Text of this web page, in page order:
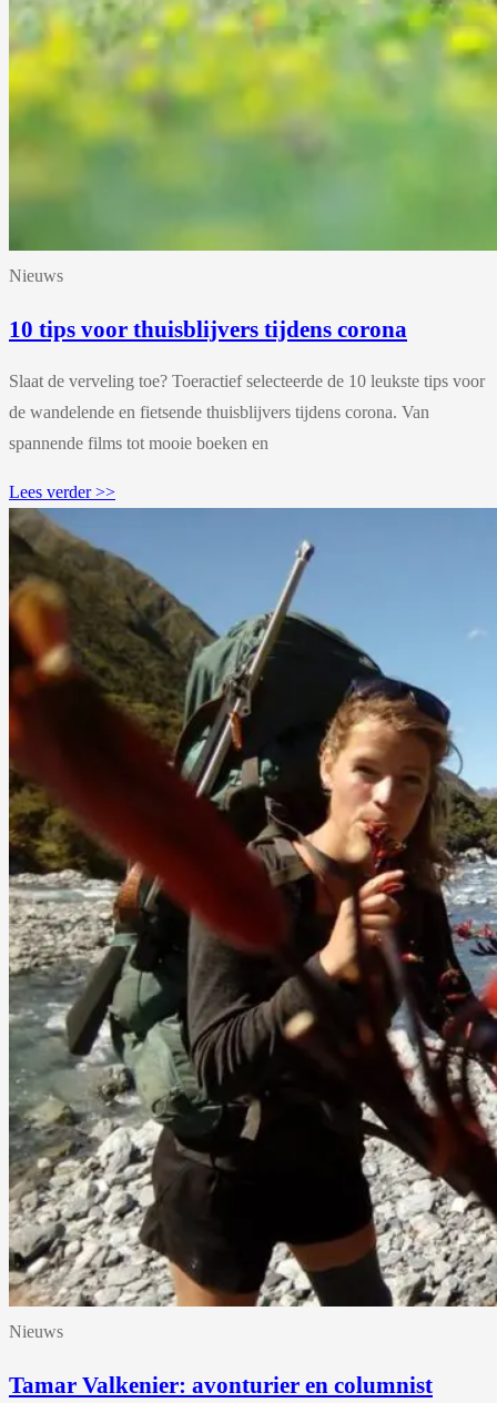
Nieuws
10 tips voor thuisblijvers tijdens corona
Slaat de verveling toe? Toeractief selecteerde de 10 leukste tips voor
de wandelende en fietsende thuisblijvers tijdens corona. Van
spannende films tot mooie boeken en
Lees verder >>
Nieuws
Tamar Valkenier: avonturier en columnist